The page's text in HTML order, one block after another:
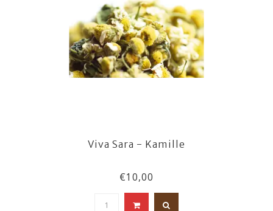
Viva Sara - Kamille
€10,00